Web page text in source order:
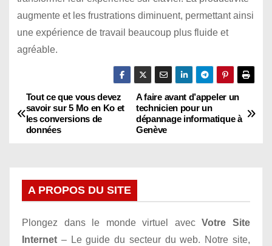
augmente et les frustrations diminuent, permettant ainsi
une expérience de travail beaucoup plus fluide et
agréable.
N
a
g
a
A faire avant d’appeler un
technicien pour un
dépannage informatique à
Genève
Tout ce que vous devez
savoir sur 5 Mo en Ko et
les conversions de
données
A PROPOS DU SITE
Plongez dans le monde virtuel avecVotre Site
Internet – Le guide du secteur du web. Notre site,